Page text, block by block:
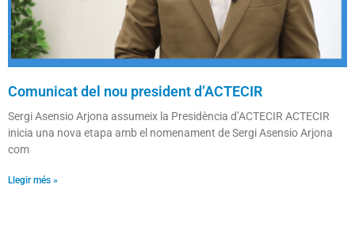
Comunicat del nou president d’ACTECIR
Sergi Asensio Arjona assumeix la Presidència d’ACTECIR ACTECIR
inicia una nova etapa amb el nomenament de Sergi Asensio Arjona
com
Llegir més »